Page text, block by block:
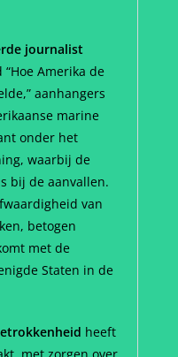
journalist
Amerika de
aanhangers
marine
onder het
waarbij de
bij de aanvallen.
van
betogen
met de
Staten in de
heeft